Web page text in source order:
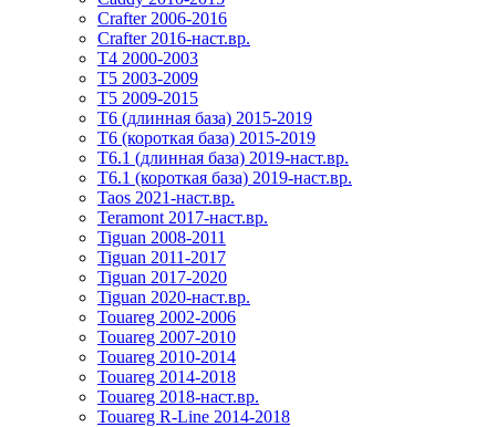
Crafter 2006-2016
Crafter 2016-наст.вр.
T4 2000-2003
T5 2003-2009
T5 2009-2015
T6 (длинная база) 2015-2019
Т6 (короткая база) 2015-2019
T6.1 (длинная база) 2019-наст.вр.
T6.1 (короткая база) 2019-наст.вр.
Taos 2021-наст.вр.
Teramont 2017-наст.вр.
Tiguan 2008-2011
Tiguan 2011-2017
Tiguan 2017-2020
Tiguan 2020-наст.вр.
Touareg 2002-2006
Touareg 2007-2010
Touareg 2010-2014
Touareg 2014-2018
Touareg 2018-наст.вр.
Touareg R-Line 2014-2018